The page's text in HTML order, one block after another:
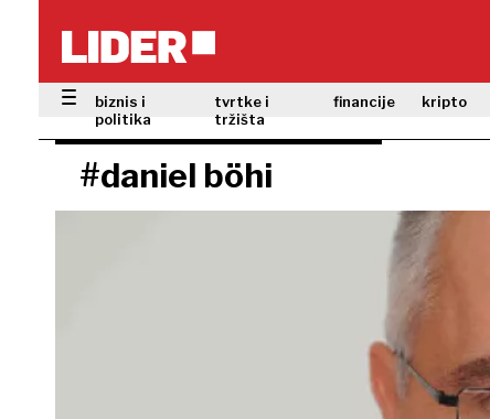
biznis i
politika
tvrtke i
tržišta
financije kripto
#daniel böhi